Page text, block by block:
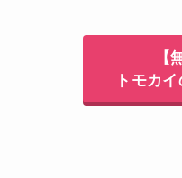
【
トモカ